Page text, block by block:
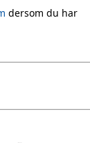
dersom du har